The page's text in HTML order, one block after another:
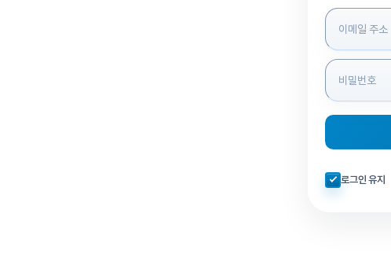
로그인 정보 입력
자동로그인 체크
로그인 유지